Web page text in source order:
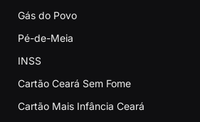
Gás do Povo
Pé-de-Meia
INSS
Cartão Ceará Sem Fome
Cartão Mais Infância Ceará